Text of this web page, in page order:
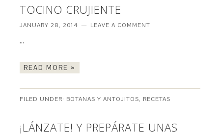
TOCINO CRUJIENTE
JANUARY 28, 2014 LEAVE A COMMENT
…
READ MORE »
FILED UNDER: BOTANAS Y ANTOJITOS, RECETAS
¡LÁNZATE! Y PREPÁRATE UNAS